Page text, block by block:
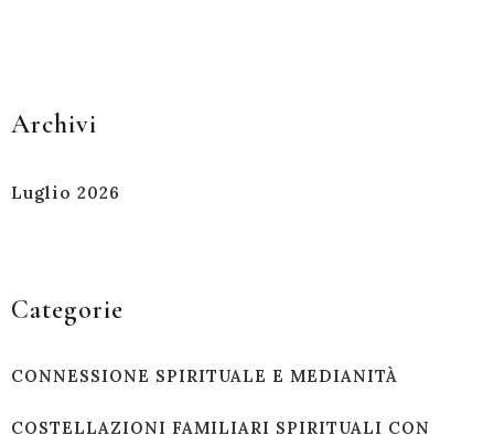
Archivi
Luglio 2026
Categorie
CONNESSIONE SPIRITUALE E MEDIANITÀ
COSTELLAZIONI FAMILIARI SPIRITUALI CON